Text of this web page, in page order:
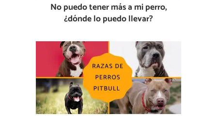
No puedo tener más a mi perro,
¿dónde lo puedo llevar?